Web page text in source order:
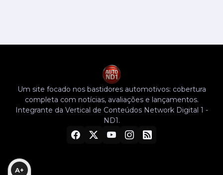
Um site focado nos bastidores automotivos: cobertura
completa com notícias, avaliações e lançamentos.
Integrante da Vertical de Conteúdos Network Digital 1 -
ND1.
A+